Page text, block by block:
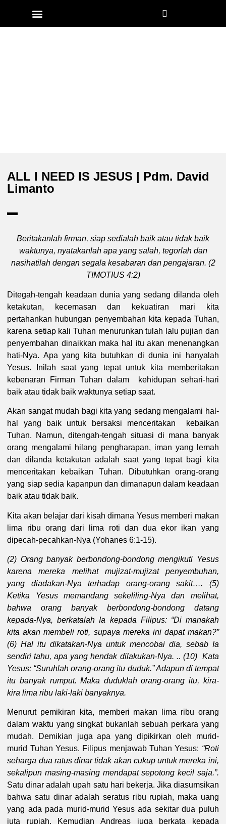
ALL I NEED IS JESUS | Pdm. David
Limanto
Beritakanlah firman, siap sedialah baik atau tidak baik
waktunya, nyatakanlah apa yang salah, tegorlah dan
nasihatilah dengan segala kesabaran dan pengajaran. (2
TIMOTIUS 4:2)
Ditegah-tengah keadaan dunia yang sedang dilanda oleh
ketakutan, kecemasan dan kekuatiran mari kita
pertahankan hubungan penyembahan kita kepada Tuhan,
karena setiap kali Tuhan menurunkan tulah lalu pujian dan
penyembahan dinaikkan maka hal itu akan menenangkan
hati-Nya. Apa yang kita butuhkan di dunia ini hanyalah
Yesus. Inilah saat yang tepat untuk kita memberitakan
kebenaran Firman Tuhan dalam kehidupan sehari-hari
baik atau tidak baik waktunya setiap saat.
Akan sangat mudah bagi kita yang sedang mengalami hal-
hal yang baik untuk bersaksi menceritakan kebaikan
Tuhan. Namun, ditengah-tengah situasi di mana banyak
orang mengalami hilang pengharapan, iman yang lemah
dan dilanda ketakutan adalah saat yang tepat bagi kita
menceritakan kebaikan Tuhan. Dibutuhkan orang-orang
yang siap sedia kapanpun dan dimanapun dalam keadaan
baik atau tidak baik.
Kita akan belajar dari kisah dimana Yesus memberi makan
lima ribu orang dari lima roti dan dua ekor ikan yang
dipecah-pecahkan-Nya (Yohanes 6:1-15).
(2) Orang banyak berbondong-bondong mengikuti Yesus
karena mereka melihat mujizat-mujizat penyembuhan,
yang diadakan-Nya terhadap orang-orang sakit…. (5)
Ketika Yesus memandang sekeliling-Nya dan melihat,
bahwa orang banyak berbondong-bondong datang
kepada-Nya, berkatalah Ia kepada Filipus: “Di manakah
kita akan membeli roti, supaya mereka ini dapat makan?”
(6) Hal itu dikatakan-Nya untuk mencobai dia, sebab Ia
sendiri tahu, apa yang hendak dilakukan-Nya. .. (10) Kata
Yesus: “Suruhlah orang-orang itu duduk.” Adapun di tempat
itu banyak rumput. Maka duduklah orang-orang itu, kira-
kira lima ribu laki-laki banyaknya.
Menurut pemikiran kita, memberi makan lima ribu orang
dalam waktu yang singkat bukanlah sebuah perkara yang
mudah. Demikian juga apa yang dipikirkan oleh murid-
murid Tuhan Yesus. Filipus menjawab Tuhan Yesus: “Roti
seharga dua ratus dinar tidak akan cukup untuk mereka ini,
sekalipun masing-masing mendapat sepotong kecil saja.”.
Satu dinar adalah upah satu hari bekerja. Jika diasumsikan
bahwa satu dinar adalah seratus ribu rupiah, maka uang
yang ada pada murid-murid Yesus ada sekitar dua puluh
juta rupiah. Kemudian Andreas juga berkata kepada